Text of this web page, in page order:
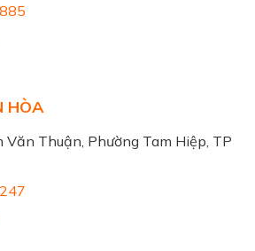
HÒA
Văn Thuận, Phường Tam Hiệp, TP